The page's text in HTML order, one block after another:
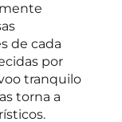
de cada
por
tranquilo
torna a